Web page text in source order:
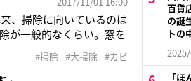
、掃除に向いているのは
が一般的なくらい。窓を
の余裕も生まれますよ」
#掃除 #大掃除 #カビ
百貨
の誕
トの
「